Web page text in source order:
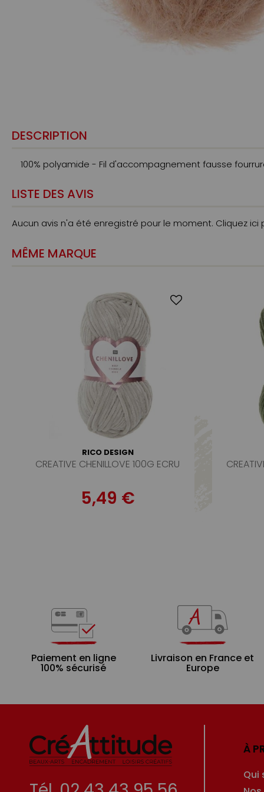
DESCRIPTION
100% polyamide - Fil d'accompagnement fausse
LISTE DES AVIS
Aucun avis n'a été enregistré pour le moment. Cliquez ici
MÊME MARQUE
RICO DESIGN
CREATIVE CHENILLOVE 100G ECRU
5,49 €
Paiement en ligne
100% sécurisé
Livraison en France et
Europe
À
Qui